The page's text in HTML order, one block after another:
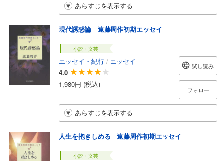
あらすじを表示する
現代誘惑論 遠藤周作初期エッセイ
小説・文芸
エッセイ・紀行 / エッセイ
4.0
1,980円 (税込)
試し読み
フォロー
あらすじを表示する
人生を抱きしめる 遠藤周作初期エッセイ
小説・文芸